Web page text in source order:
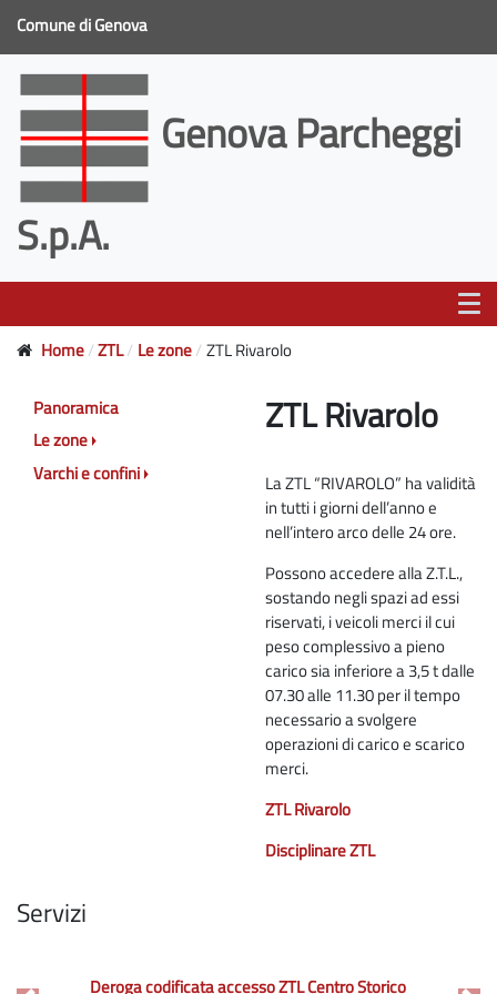
Comune di Genova
Genova Parcheggi
S.p.A.
Home ZTL Le zone ZTL Rivarolo
ZTL Rivarolo
La ZTL “RIVAROLO” ha validità
in tutti i giorni dell’anno e
nell’intero arco delle 24 ore.
Possono accedere alla Z.T.L.,
sostando negli spazi ad essi
riservati, i veicoli merci il cui
peso complessivo a pieno
carico sia inferiore a 3,5 t dalle
07.30 alle 11.30 per il tempo
necessario a svolgere
operazioni di carico e scarico
merci.
ZTL Rivarolo
Disciplinare ZTL
Panoramica
Le zone
Varchi e confini
Servizi
Deroga codificata accesso ZTL Centro Storico